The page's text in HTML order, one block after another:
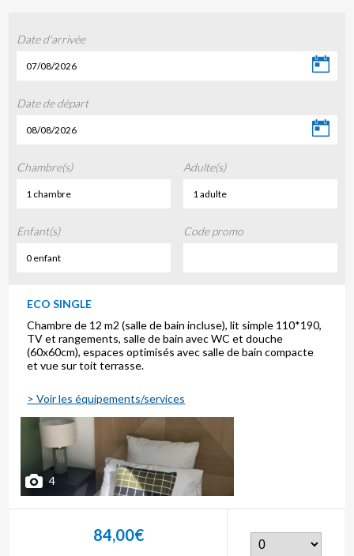
Date d'arrivée
07/08/2026
Date de départ
08/08/2026
Chambre(s)
1 chambre
Adulte(s)
1 adulte
Enfant(s)
0 enfant
Code promo
ECO SINGLE
Chambre de 12 m2 (salle de bain incluse), lit simple 110*190,
TV et rangements, salle de bain avec WC et douche
(60x60cm), espaces optimisés avec salle de bain compacte
et vue sur toit terrasse.
> Voir les équipements/services
4
84,00€